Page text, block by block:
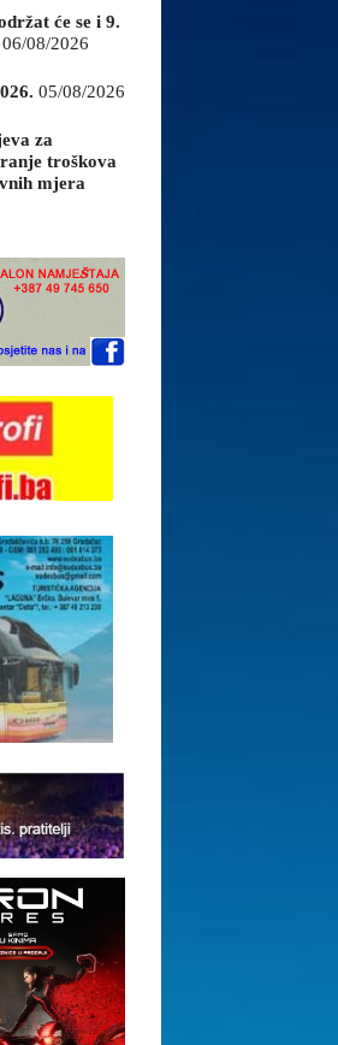
će se i 9.
06/08/2026
05/08/2026
za
troškova
mjera